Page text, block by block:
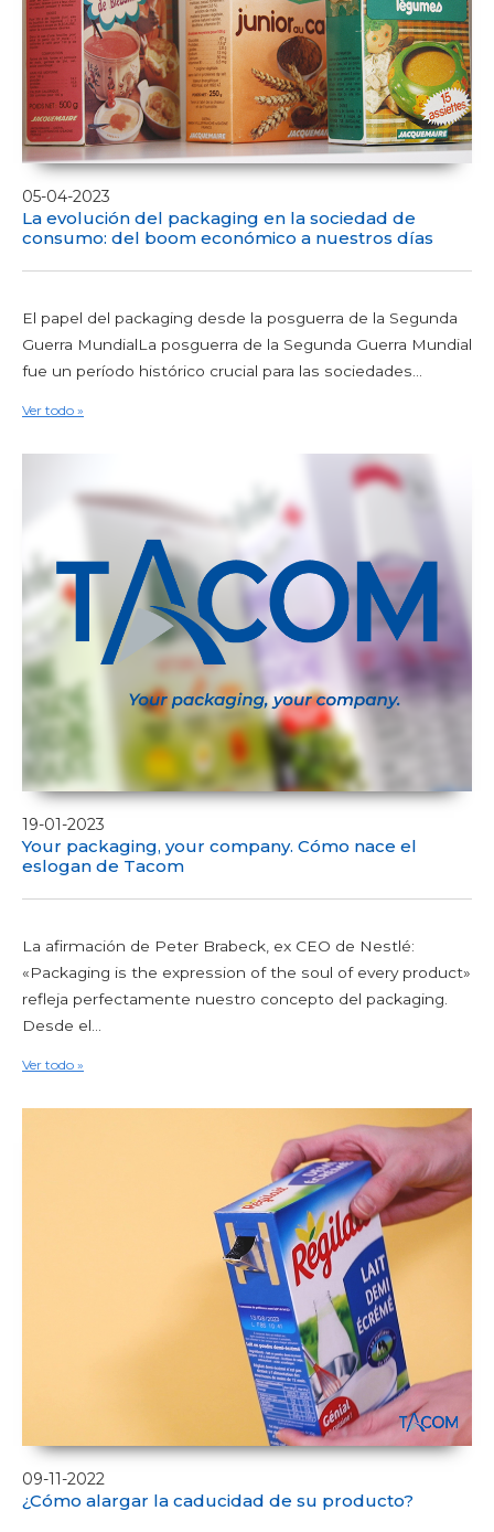
05-04-2023
La evolución del packaging en la sociedad de
consumo: del boom económico a nuestros días
El papel del packaging desde la posguerra de la Segunda
Guerra MundialLa posguerra de la Segunda Guerra Mundial
fue un período histórico crucial para las sociedades...
Ver todo »
19-01-2023
Your packaging, your company. Cómo nace el
eslogan de Tacom
La afirmación de Peter Brabeck, ex CEO de Nestlé:
«Packaging is the expression of the soul of every product»
refleja perfectamente nuestro concepto del packaging.
Desde el...
Ver todo »
09-11-2022
¿Cómo alargar la caducidad de su producto?